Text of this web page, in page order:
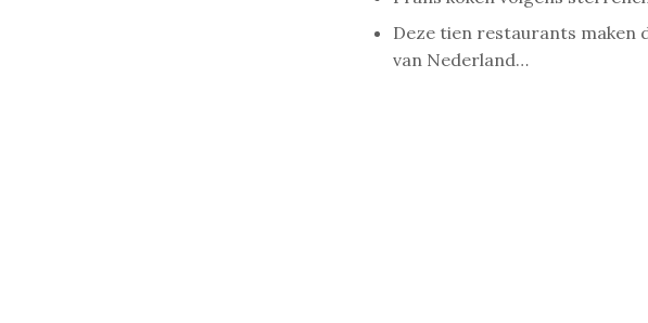
Deze tien restaurants maken
van Nederland…